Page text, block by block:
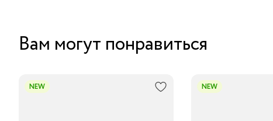
Вам могут понравиться
NEW NEW